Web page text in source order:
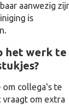
aanwezig
is
het werk te
om collega's te
om extra